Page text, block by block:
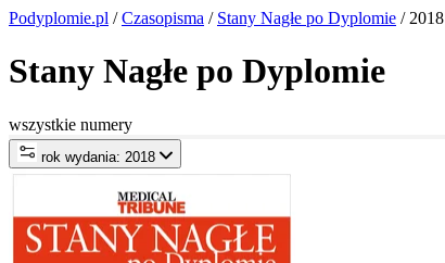
Podyplomie.pl /Czasopisma / Stany Nagłe po Dyplomie / 2018
Stany Nagłe po Dyplomie
wszystkie numery
rok wydania: 2018